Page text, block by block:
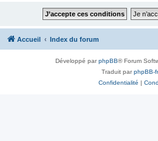
Accueil Index du forum
Développé parphpBB® Forum
Traduit parphpBB-
Confidentialité |